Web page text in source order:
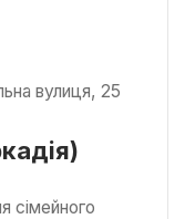
вулиця, 25
сімейного